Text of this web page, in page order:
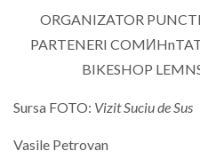
Sursa FOTO: Vizit Suciu de Sus
Vasile Petrovan